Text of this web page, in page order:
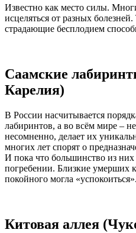
Известно как место силы.
исцеляться от разных
страдающие бесплодием
Саамские
Карелия)
В России насчитывается
лабиринтов, а во всём мире –
несомненно, делает их
многих лет спорят о
И пока что большинство из
погребении. Близкие умерших
покойного могла «успокоиться».
Китовая аллея